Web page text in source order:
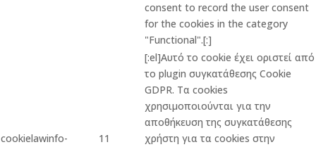
consent to record the user consent
for the cookies in the category
"Functional".[:]
cookielawinfo-
11
[:el]Αυτό το cookie έχει οριστεί από
το plugin συγκατάθεσης Cookie
GDPR. Τα cookies
χρησιμοποιούνται για την
αποθήκευση της συγκατάθεσης
χρήστη για τα cookies στην